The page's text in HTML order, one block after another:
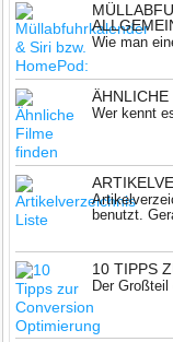
Wie man
Wer kennt
benutzt.
10 TIPPS
Der